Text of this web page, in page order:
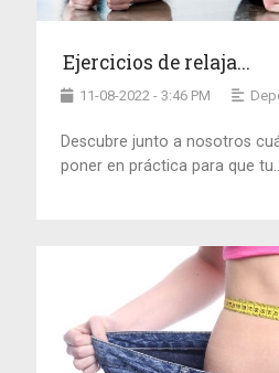
Ejercicios de relaja...
11-08-2022 - 3:46 PM
Descubre junto a nosotros
poner en práctica para que